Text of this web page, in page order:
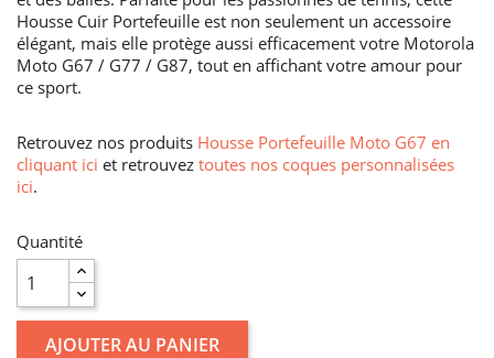
Housse Cuir Portefeuille est non seulement un accessoire
élégant, mais elle protège aussi efficacement votre Motorola
Moto G67 / G77 / G87, tout en affichant votre amour pour
ce sport.
Retrouvez nos produits Housse Portefeuille Moto G67 en
cliquant ici et retrouvez toutes nos coques personnalisées
ici.
Quantité
AJOUTER AU PANIER